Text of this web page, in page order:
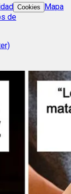
Cookies
Mapa
de